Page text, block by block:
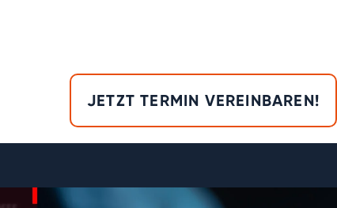
JETZT TERMIN VEREINBAREN!